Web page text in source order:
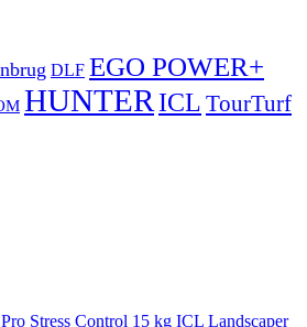
DLF EGO POWER+
HUNTER ICL TourTurf
ICL Landscaper